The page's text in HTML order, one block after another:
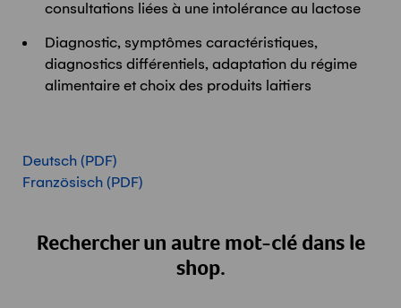
consultations liées à une intolérance au lactose
Diagnostic, symptômes caractéristiques,
diagnostics différentiels, adaptation du régime
alimentaire et choix des produits laitiers
Deutsch (PDF)
Französisch (PDF)
Rechercher un autre mot-clé dans le
shop.